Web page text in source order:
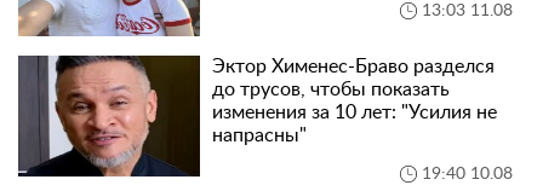
13:03 11.08
Эктор Хименес-Браво разделся
до трусов, чтобы показать
изменения за 10 лет: "Усилия не
напрасны"
19:40 10.08